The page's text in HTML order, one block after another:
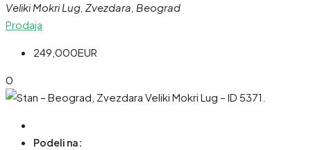
Veliki Mokri Lug, Zvezdara, Beograd
Prodaja
249,000EUR
0
Podeli na: